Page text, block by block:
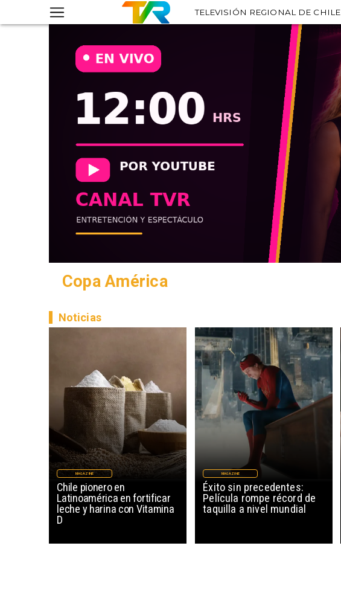
TELEVISIÓN REGIONAL DE CHILE
Copa América
Chile pionero en
Latinoamérica en fortificar
leche y harina con Vitamina
D
MAGAZINE
Noticias
Éxito sin precedentes:
Película rompe récord de
taquilla a nivel mundial
MAGAZINE